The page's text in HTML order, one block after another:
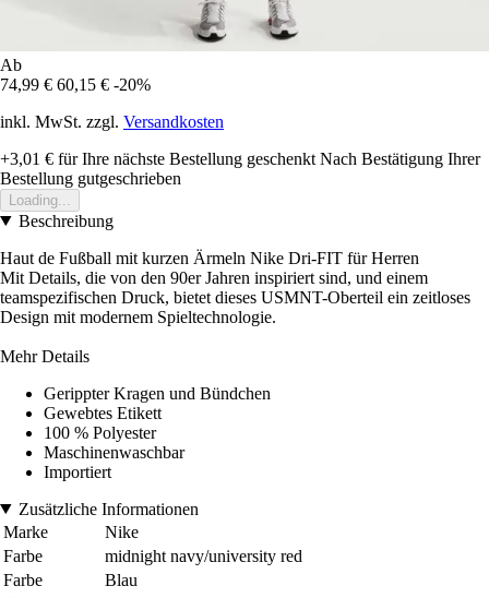
Ab
74,99 € 60,15 € -20%
inkl. MwSt. zzgl. Versandkosten
+3,01 € für Ihre nächste Bestellung geschenkt Nach Bestätigung Ihrer
Bestellung gutgeschrieben
Loading...
Beschreibung
Haut de Fußball mit kurzen Ärmeln Nike Dri-FIT für Herren
Mit Details, die von den 90er Jahren inspiriert sind, und einem
teamspezifischen Druck, bietet dieses USMNT-Oberteil ein zeitloses
Design mit modernem Spieltechnologie.
Mehr Details
Gerippter Kragen und Bündchen
Gewebtes Etikett
100 % Polyester
Maschinenwaschbar
Importiert
Zusätzliche Informationen
Marke
Nike
Farbe
midnight navy/university red
Farbe
Blau